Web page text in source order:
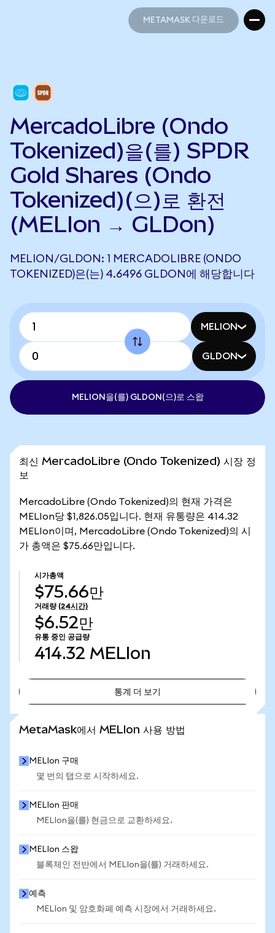
METAMASK 다운로드
MercadoLibre (Ondo
Tokenized)을(를) SPDR
Gold Shares (Ondo
Tokenized)(으)로 환전
(MELIon → GLDon)
MELION/GLDON: 1 MERCADOLIBRE (ONDO
TOKENIZED)은(는) 4.6496 GLDON에 해당합니다
MELION
GLDON
MELION을(를) GLDON(으)로 스왑
최신 MercadoLibre (Ondo Tokenized) 시장 정
보
MercadoLibre (Ondo Tokenized)의 현재 가격은
MELIon당 $1,826.05입니다. 현재 유통량은 414.32
MELIon이며, MercadoLibre (Ondo Tokenized)의 시
가 총액은 $75.66만입니다.
시가총액
$75.66만
거래량 (24시간)
$6.52만
유통 중인 공급량
414.32 MELIon
통계 더 보기
MetaMask에서 MELIon 사용 방법
MELIon 구매
몇 번의 탭으로 시작하세요.
MELIon 판매
MELIon을(를) 현금으로 교환하세요.
MELIon 스왑
블록체인 전반에서 MELIon을(를) 거래하세요.
예측
MELIon 및 암호화폐 예측 시장에서 거래하세요.